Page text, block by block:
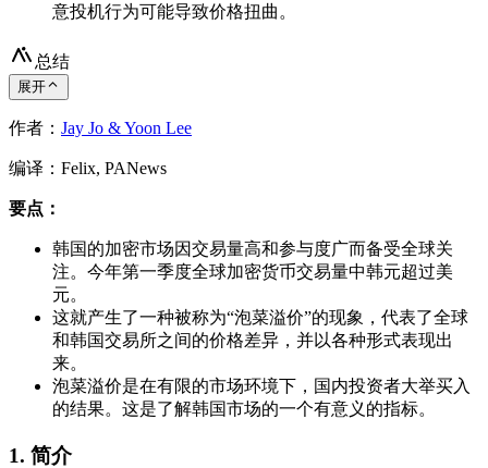
意投机行为可能导致价格扭曲。
总结
展开
作者： Jay Jo & Yoon Lee
编译：Felix, PANews
要点：
韩国的加密市场因交易量高和参与度广而备受全球关
注。今年第一季度全球加密货币交易量中韩元超过美
元。​​
这就产生了一种被称为“泡菜溢价”的现象，代表了全球
和韩国交易所之间的价格差异，并以各种形式表现出
来。
泡菜溢价是在有限的市场环境下，国内投资者大举买入
的结果。这是了解韩国市场的一个有意义的指标。
1. 简介